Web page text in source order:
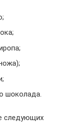
шоколада.
следующих